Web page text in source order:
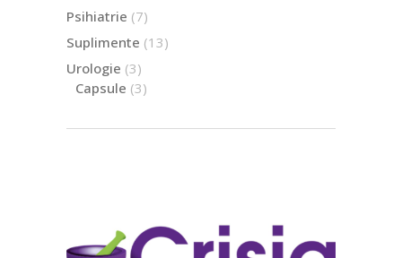
Psihiatrie 77
Suplimente 1313
Urologie 33
produse
Capsule 33